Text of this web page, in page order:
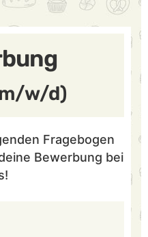
w/d)
Fragebogen
Bewerbung bei